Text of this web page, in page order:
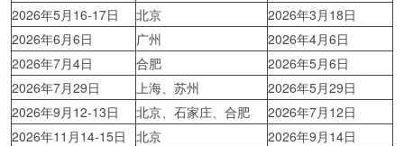
2026年5月16-17日
北京
2026年3月18日
2026年6月6日
广州
2026年4月6日
2026年7月4日
合肥
2026年5月6日
2026年7月29日
上海、苏州
2026年5月29日
2026年9月12-13日
北京、石家庄、合肥
2026年7月12日
2026年11月14-15日
北京 2026年9月14日